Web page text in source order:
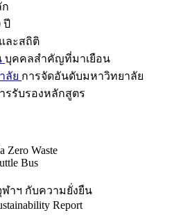
ปี
ละสถิติ
บุคคลสำคัญที่มาเยือน
ลัย การจัดอันดับมหาวิทยาลัย
รรับรองหลักสูตร
Zero Waste
Bus
ฬาฯ กับความยั่งยืน
Report